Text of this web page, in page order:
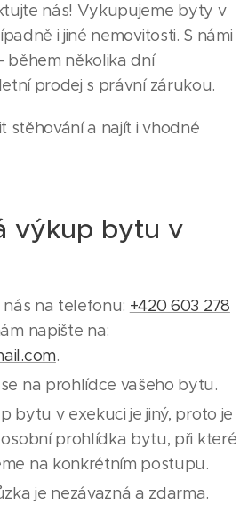
nás! Vykupujeme byty v
i jiné nemovitosti. S námi
během několika dní
prodej s právní zárukou.
stěhování a najít i vhodné
výkup bytu v
na telefonu: +420 603 278
napište na:
.
na prohlídce vašeho bytu.
bytu v exekuci je jiný, proto je
prohlídka bytu, při které
na konkrétním postupu.
je nezávazná a zdarma.